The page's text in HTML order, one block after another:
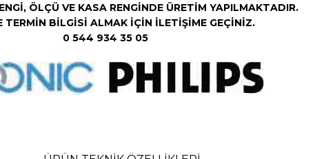
ÖLÇÜ VE KASA RENGİNDE ÜRETİM YAPILMAKTADIR.
TERMİN BİLGİSİ ALMAK İÇİN İLETİŞİME GEÇİNİZ.
0 544 934 35 05